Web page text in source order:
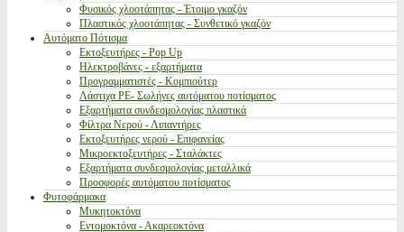
Φυσικός χλοοτάπητας - Έτοιμο γκαζόν
Πλαστικός χλοοτάπητας - Συνθετικό γκαζόν
Αυτόματο Πότισμα
Εκτοξευτήρες - Pop Up
Ηλεκτροβάνες - εξαρτήματα
Προγραμματιστές - Κομπιούτερ
Λάστιχα PE- Σωλήνες αυτόματου ποτίσματος
Εξαρτήματα συνδεσμολογίας πλαστικά
Φίλτρα Νερού - Λιπαντήρες
Εκτοξευτήρες νερού - Επιφανείας
Μικροεκτοξευτήρες - Σταλάκτες
Εξαρτήματα συνδεσμολογίας μεταλλικά
Προσφορές αυτόματου ποτίσματος
Φυτοφάρμακα
Μυκητοκτόνα
Εντομοκτόνα - Ακαρεοκτόνα